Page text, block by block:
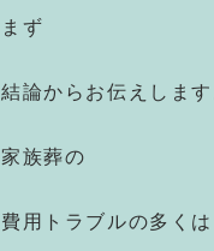
まず
結論からお伝えします
家族葬の
費用トラブルの多くは